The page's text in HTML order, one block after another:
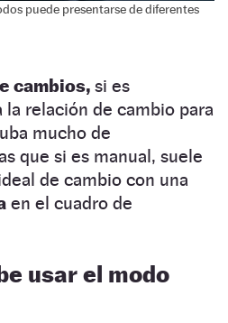
puede presentarse de diferentes
cambios, si es
relación de cambio para
mucho de
que si es manual, suele
de cambio con una
en el cuadro de
usar el modo